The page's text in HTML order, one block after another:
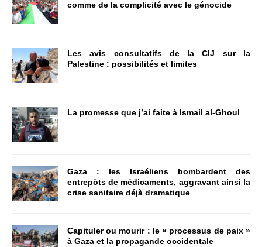
comme de la complicité avec le génocide
Les avis consultatifs de la CIJ sur la
Palestine : possibilités et limites
La promesse que j’ai faite à Ismail al-Ghoul
Gaza : les Israéliens bombardent des
entrepôts de médicaments, aggravant ainsi la
crise sanitaire déjà dramatique
Capituler ou mourir : le « processus de paix »
à Gaza et la propagande occidentale